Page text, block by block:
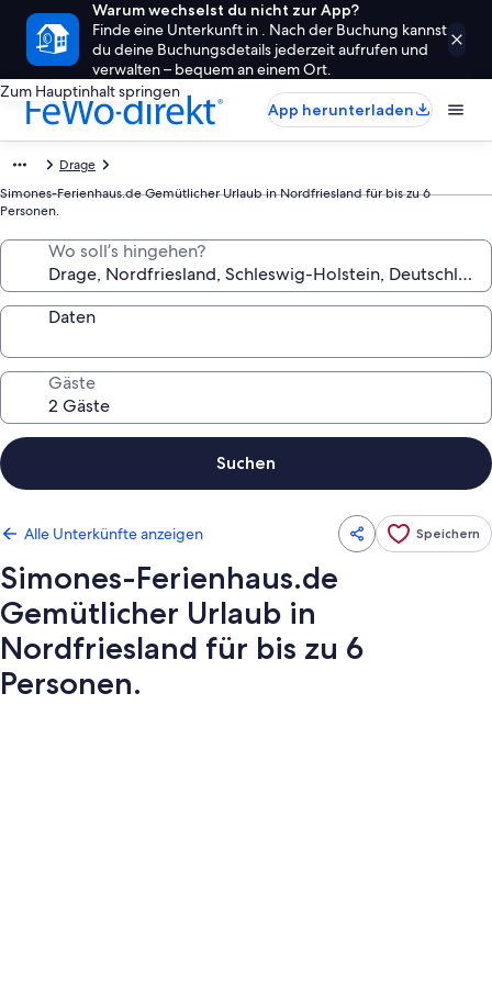
Warum wechselst du nicht zur App?
Finde eine Unterkunft in . Nach der Buchung kannst
du deine Buchungsdetails jederzeit aufrufen und
verwalten – bequem an einem Ort.
Zum Hauptinhalt springen
App herunterladen
Drage
Simones-Ferienhaus.de Gemütlicher Urlaub in Nordfriesland für bis zu 6
Personen.
Wo soll’s hingehen?
Daten
Gäste
Suchen
Alle Unterkünfte anzeigen Speichern
Simones-Ferienhaus.de
Gemütlicher Urlaub in
Nordfriesland für bis zu 6
Personen.